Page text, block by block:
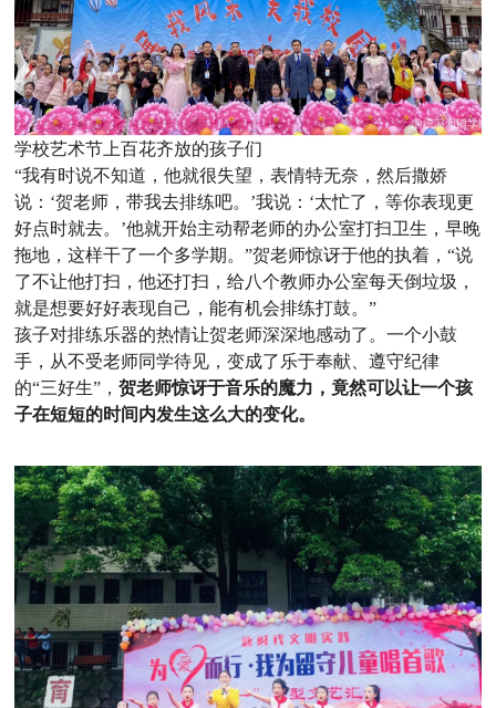
学校艺术节上百花齐放的孩子们
“我有时说不知道，他就很失望，表情特无奈，然后撒娇
说：‘贺老师，带我去排练吧。’我说：‘太忙了，等你表现更
好点时就去。’他就开始主动帮老师的办公室打扫卫生，早晚
拖地，这样干了一个多学期。”贺老师惊讶于他的执着，“说
了不让他打扫，他还打扫，给八个教师办公室每天倒垃圾，
就是想要好好表现自己，能有机会排练打鼓。”
孩子对排练乐器的热情让贺老师深深地感动了。一个小鼓
手，从不受老师同学待见，变成了乐于奉献、遵守纪律
的“三好生”，贺老师惊讶于音乐的魔力，竟然可以让一个孩
子在短短的时间内发生这么大的变化。